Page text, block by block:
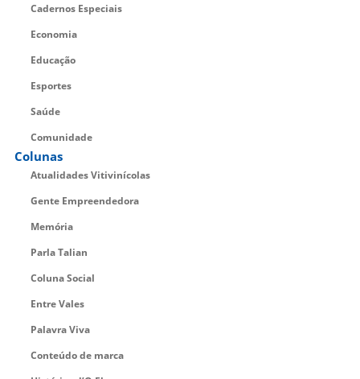
Cadernos Especiais
Economia
Educação
Esportes
Saúde
Comunidade
Colunas
Atualidades Vitivinícolas
Gente Empreendedora
Memória
Parla Talian
Coluna Social
Entre Vales
Palavra Viva
Conteúdo de marca